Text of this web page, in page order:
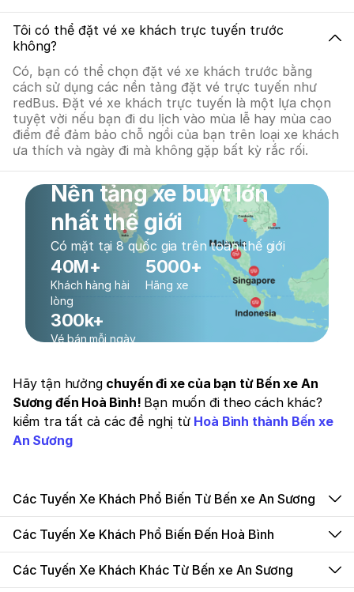
Tôi có thể đặt vé xe khách trực tuyến trước
không?
Có, bạn có thể chọn đặt vé xe khách trước bằng
cách sử dụng các nền tảng đặt vé trực tuyến như
redBus. Đặt vé xe khách trực tuyến là một lựa chọn
tuyệt vời nếu bạn đi du lịch vào mùa lễ hay mùa cao
điểm để đảm bảo chỗ ngồi của bạn trên loại xe khách
ưa thích và ngày đi mà không gặp bất kỳ rắc rối.
Nền tảng xe buýt lớn
nhất thế giới
Có mặt tại 8 quốc gia trên toàn thế giới
40M+
Khách hàng hài
lòng
5000+
Hãng xe
300k+
Vé bán mỗi ngày
Hãy tận hưởng chuyến đi xe của bạn từ Bến xe An
Sương đến Hoà Bình! Bạn muốn đi theo cách khác?
kiểm tra tất cả các đề nghị từ Hoà Bình thành Bến xe
An Sương
Các Tuyến Xe Khách Phổ Biến Từ Bến xe An Sương
Các Tuyến Xe Khách Phổ Biến Đến Hoà Bình
Các Tuyến Xe Khách Khác Từ Bến xe An Sương